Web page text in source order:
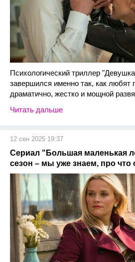
Психологический триллер
завершился именно так, как любят
драматично, жестко и мощной
Читать дальше
12 сен 2025 19:37
Сериал "Большая маленькая
сезон – мы уже знаем, про что